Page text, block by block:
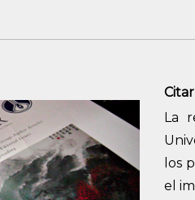
La
los
el